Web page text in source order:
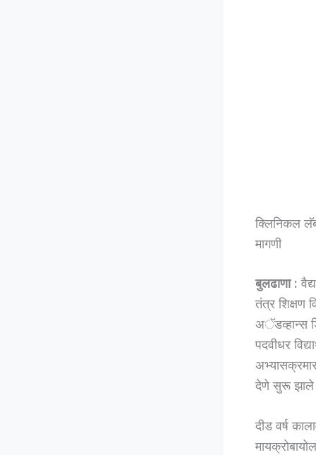
क्लिनिकल
मागणी
बुलढाणा :
तंत्र शिक्षण
अॅडव्हान्स
पदवीधर
देणे सुरू झाले
दीड वर्ष